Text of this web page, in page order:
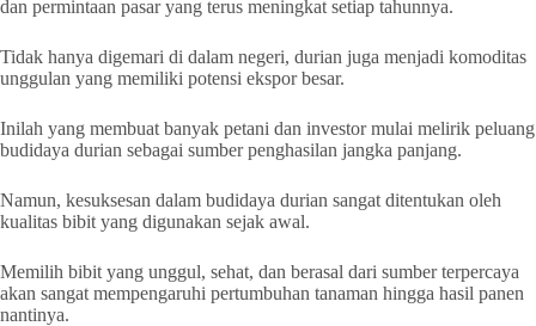
dan permintaan pasar yang terus meningkat setiap tahunnya.
Tidak hanya digemari di dalam negeri, durian juga menjadi komoditas
unggulan yang memiliki potensi ekspor besar.
Inilah yang membuat banyak petani dan investor mulai melirik peluang
budidaya durian sebagai sumber penghasilan jangka panjang.
Namun, kesuksesan dalam budidaya durian sangat ditentukan oleh
kualitas bibit yang digunakan sejak awal.
Memilih bibit yang unggul, sehat, dan berasal dari sumber terpercaya
akan sangat mempengaruhi pertumbuhan tanaman hingga hasil panen
nantinya.